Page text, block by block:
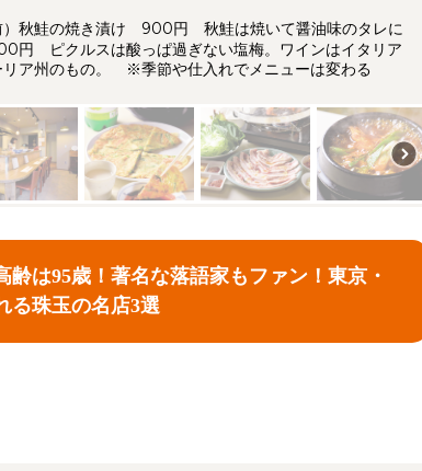
）秋鮭の焼き漬け 900円 秋鮭は焼いて醤油味のタレに
ピクルスは酸っぱ過ぎない塩梅。ワインはイタリア
リア州のもの。 ※季節や仕入れでメニューは変わる
齢は95歳！著名な落語家もファン！東京・
る珠玉の名店3選